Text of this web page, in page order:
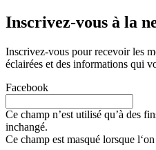
Inscrivez-vous à la
Inscrivez-vous pour recevoir les
éclairées et des informations qui
Facebook
Ce champ n’est utilisé qu’à des
inchangé.
Ce champ est masqué lorsque